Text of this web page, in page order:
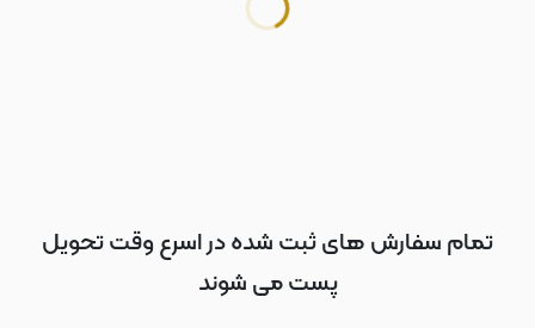
تمام سفارش های ثبت شده در اسرع وقت تحویل
پست می شوند